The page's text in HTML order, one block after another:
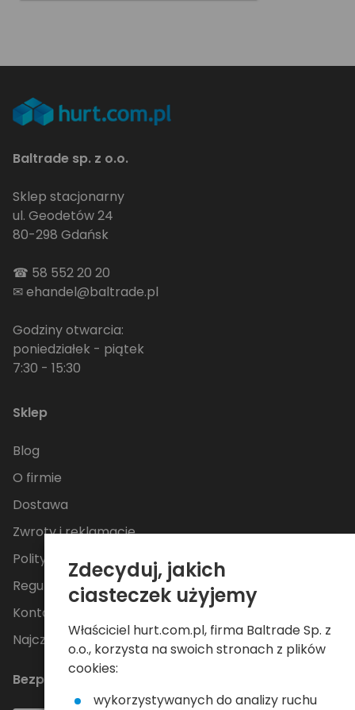
Baltrade sp. z o.o.
Sklep stacjonarny
ul. Geodetów 24
80-298 Gdańsk
☎ 58 552 20 20
✉ehandel@baltrade.pl
Godziny otwarcia:
poniedziałek - piątek
7:30 - 15:30
Sklep
Blog
O firmie
Dostawa
Zwroty i reklamacje
Polityka Prywatności
Regulamin
Kontakt
Najczęściej zadawane pytania
Bezpieczne płatności
Zdecyduj, jakich
ciasteczek użyjemy
Właściciel hurt.com.pl, firma Baltrade Sp. z
o.o., korzysta na swoich stronach z plików
cookies:
wykorzystywanych do analizy ruchu